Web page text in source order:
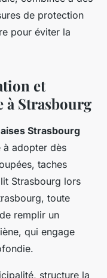
de protection
pour éviter la
et
à Strasbourg
Strasbourg
à adopter dès
taches
Strasbourg lors
toute
remplir un
qui engage
structure la